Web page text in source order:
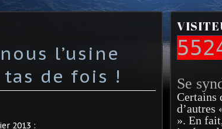
l’usine
de fois !
2013 :
Se
Certains
d’autres
». En